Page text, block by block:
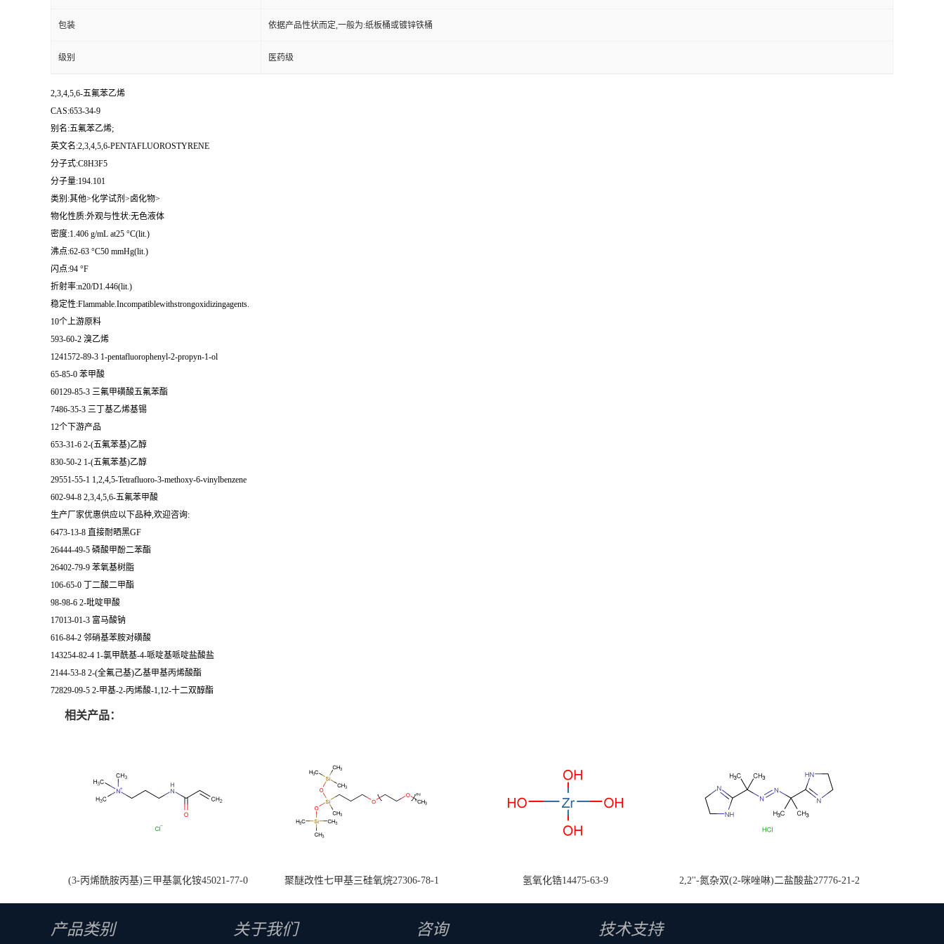
包装 依据产品性状而定,一般为:纸板桶或镀锌铁桶
级别 医药级
2,3,4,5,6-五氟苯乙烯
CAS:653-34-9
别名:五氟苯乙烯;
英文名:2,3,4,5,6-PENTAFLUOROSTYRENE
分子式:C8H3F5
分子量:194.101
类别:其他>化学试剂>卤化物>
物化性质:外观与性状:无色液体
密度:1.406 g/mL at25 °C(lit.)
沸点:62-63 °C50 mmHg(lit.)
闪点:94 °F
折射率:n20/D1.446(lit.)
稳定性:Flammable.Incompatiblewithstrongoxidizingagents.
10个上游原料
593-60-2 溴乙烯
1241572-89-3 1-pentafluorophenyl-2-propyn-1-ol
65-85-0 苯甲酸
60129-85-3 三氟甲磺酸五氟苯酯
7486-35-3 三丁基乙烯基锡
12个下游产品
653-31-6 2-(五氟苯基)乙醇
830-50-2 1-(五氟苯基)乙醇
29551-55-1 1,2,4,5-Tetrafluoro-3-methoxy-6-vinylbenzene
602-94-8 2,3,4,5,6-五氟苯甲酸
生产厂家优惠供应以下品种,欢迎咨询:
6473-13-8 直接耐晒黑GF
26444-49-5 磷酸甲酚二苯酯
26402-79-9 苯氧基树脂
106-65-0 丁二酸二甲酯
98-98-6 2-吡啶甲酸
17013-01-3 富马酸钠
616-84-2 邻硝基苯胺对磺酸
143254-82-4 1-氯甲酰基-4-哌啶基哌啶盐酸盐
2144-53-8 2-(全氟己基)乙基甲基丙烯酸酯
72829-09-5 2-甲基-2-丙烯酸-1,12-十二双醇酯
相关产品：
(3-丙烯酰胺丙基)三甲基氯化铵45021-77-0 聚醚改性七甲基三硅氧烷27306-78-1 氢氧化锆14475-63-9 2,2''-氮杂双(2-咪唑啉)二盐酸盐27776-21-2
产品类别 关于我们 咨询 技术支持